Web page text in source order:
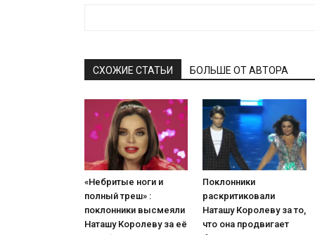
СХОЖИЕ СТАТЬИ БОЛЬШЕ ОТ АВТОРА
«Небритые ноги и
полный треш» :
поклонники высмеяли
Наташу Королеву за её
Поклонники
раскритиковали
Наташу Королеву за то,
что она продвигает